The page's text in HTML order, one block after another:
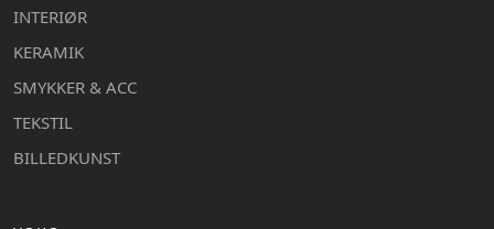
INTERIØR
KERAMIK
SMYKKER & ACC
TEKSTIL
BILLEDKUNST